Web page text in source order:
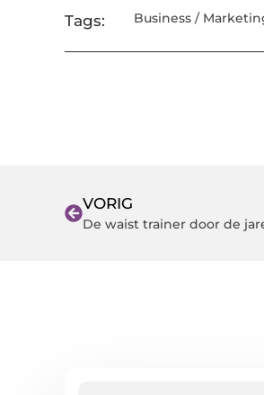
Tags: Business /
VORIG
De waist trainer door de